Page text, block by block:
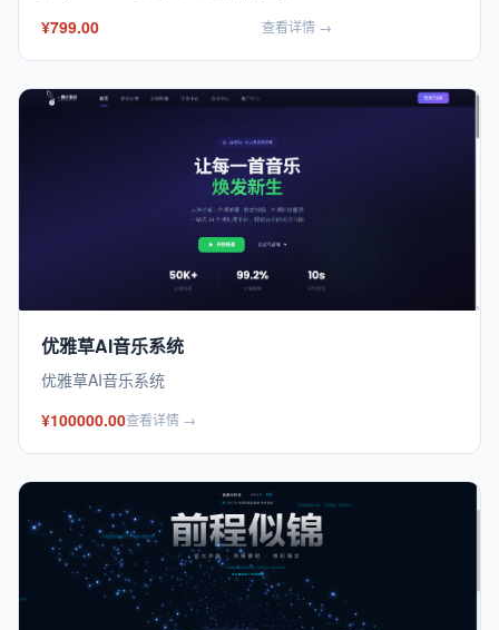
¥799.00
查看详情 →
优雅草AI音乐系统
优雅草AI音乐系统
¥100000.00查看详情 →